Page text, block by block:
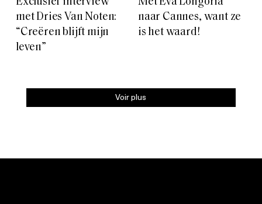
met Dries Van Noten:
“Creëren blijft mijn
leven”
naar Cannes, want ze
is het waard!
Voir plus